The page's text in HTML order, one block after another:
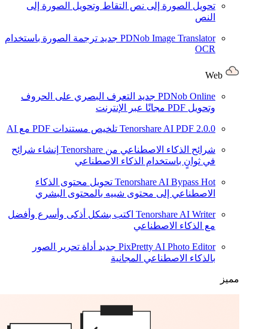
تحويل الصورة إلى نص التقاط وتحويل الصورة إلى
النص
PDNob Image Translator جديد ترجمة الصورة باستخدام
OCR
PDNob Online جديد التعرف البصري على الحروف
وتحويل PDF مجانًا عبر الإنترنت
Tenorshare AI PDF 2.0.0 تلخيص مستندات PDF مع AI
شرائح الذكاء الاصطناعي من Tenorshare
إنشاء شرائح
في ثوانٍ باستخدام الذكاء الاصطناعي
Tenorshare AI Bypass Hot
تحويل محتوى الذكاء
الاصطناعي إلى محتوى شبيه بالمحتوى البشري
Tenorshare AI Writer اكتب بشكل أذكى وأسرع وأفضل
مع الذكاء الاصطناعي
PixPretty AI Photo Editor جديد أداة تحرير الصور
بالذكاء الاصطناعي المجانية
مميز